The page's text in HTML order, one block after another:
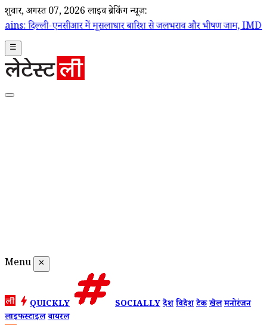
शुक्रवार, अगस्त 07, 2026 लाइव ब्रेकिंग न्यूज़:
में मूसलाधार बारिश से जलभराव और भीषण जाम, IMD ने जारी किया
☰
Menu ✕
QUICKLY SOCIALLYदेशविदेशटेकखेलमनोरंजन
लाइफस्टाइलवायरल